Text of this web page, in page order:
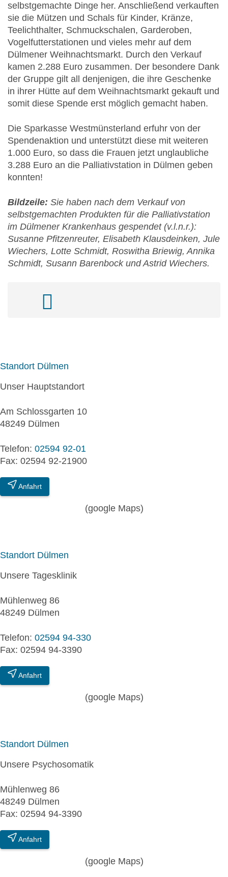
selbstgemachte Dinge her. Anschließend verkauften
sie die Mützen und Schals für Kinder, Kränze,
Teelichthalter, Schmuckschalen, Garderoben,
Vogelfutterstationen und vieles mehr auf dem
Dülmener Weihnachtsmarkt. Durch den Verkauf
kamen 2.288 Euro zusammen. Der besondere Dank
der Gruppe gilt all denjenigen, die ihre Geschenke
in ihrer Hütte auf dem Weihnachtsmarkt gekauft und
somit diese Spende erst möglich gemacht haben.
Die Sparkasse Westmünsterland erfuhr von der
Spendenaktion und unterstützt diese mit weiteren
1.000 Euro, so dass die Frauen jetzt unglaubliche
3.288 Euro an die Palliativstation in Dülmen geben
konnten!
Bildzeile: Sie haben nach dem Verkauf von
selbstgemachten Produkten für die Palliativstation
im Dülmener Krankenhaus gespendet (v.l.n.r.):
Susanne Pfitzenreuter, Elisabeth Klausdeinken, Jule
Wiechers, Lotte Schmidt, Roswitha Briewig, Annika
Schmidt, Susann Barenbock und Astrid Wiechers.
Standort Dülmen
Unser Hauptstandort
Am Schlossgarten 10
48249 Dülmen
Telefon: 02594 92-01
Fax: 02594 92-21900
Anfahrt
(google Maps)
Standort Dülmen
Unsere Tagesklinik
Mühlenweg 86
48249 Dülmen
Telefon: 02594 94-330
Fax: 02594 94-3390
Anfahrt
(google Maps)
Standort Dülmen
Unsere Psychosomatik
Mühlenweg 86
48249 Dülmen
Fax: 02594 94-3390
Anfahrt
(google Maps)